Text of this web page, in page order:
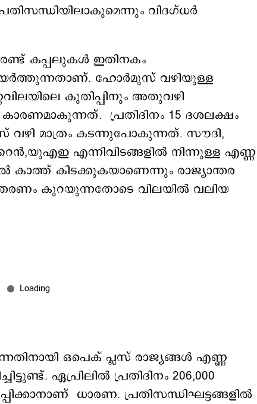
വിദഗ്ധര്‍
കപ്പലുകള്‍ ഇതിനകം
ഉയര്‍ത്തുന്നതാണ്. ഹോര്‍മുസ് വഴിയുള്ള
കുതിപ്പിനും അതുവഴി
പ്രതിദിനം 15 ദശലക്ഷം
മാത്രം കടന്നുപോകുന്നത്. സൗദി,
എന്നിവിടങ്ങളില്‍ നിന്നുള്ള എണ്ണ
കാത്ത് കിടക്കുകയാണെന്നും രാജ്യാന്തര
കുറയുന്നതോടെ വിലയില്‍ വലിയ
ഒപെക് പ്ലസ് രാജ്യങ്ങള്‍ എണ്ണ
ഏപ്രിലിൽ പ്രതിദിനം 206,000
ധാരണ. പ്രതിസന്ധിഘട്ടങ്ങളിൽ